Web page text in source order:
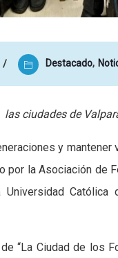
Destacado,
ciudades de
y
la Asociación de
Católica
“La Ciudad de los